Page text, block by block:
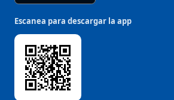
Escanea para descargar la app